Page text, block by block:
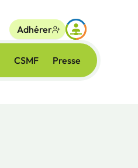
CSMF Presse
Adhérer